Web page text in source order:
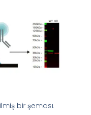
bir şeması.